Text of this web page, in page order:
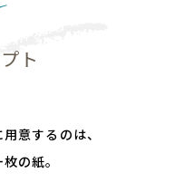
ト
意するのは、
の紙。